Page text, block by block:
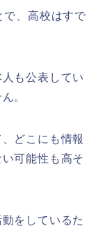
で、高校はすで
も公表してい
。
どこにも情報
可能性も高そ
をしているた